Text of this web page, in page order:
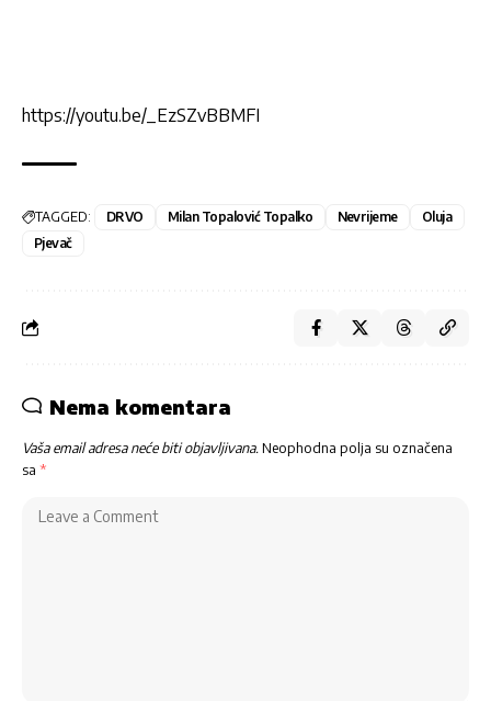
https://youtu.be/_EzSZvBBMFI
TAGGED: DRVO Milan Topalović Topalko Nevrijeme
Oluja
Pjevač
Nema komentara
Vaša email adresa neće biti objavljivana. Neophodna polja su označena
sa *